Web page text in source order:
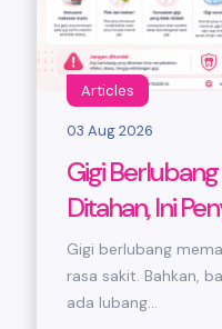
Articles
03 Aug 2026
Gigi
Ditahan, Ini
Mengatasinya
Gigi berlubang
rasa sakit. Bahkan,
ada lubang...